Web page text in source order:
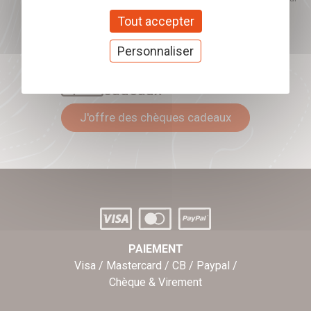
cadeaux
J'offre des chèques cadeaux
PAIEMENT
Visa / Mastercard / CB / Paypal /
Chèque & Virement
Tout accepter
Personnaliser